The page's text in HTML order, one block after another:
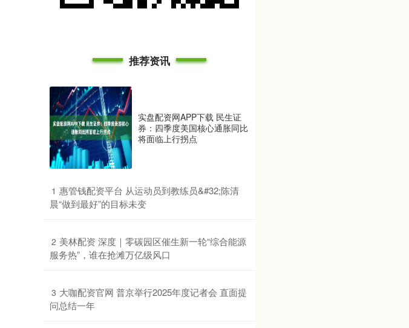
推荐资讯
实盘配资网APP下载 民生证
券：四季度美国核心通胀同比
将面临上行拐点
1 ​惠管钱配资平台 从运动员到教练员&#32;陈清
晨“做到最好”的目标未变
2 ​美林配资 深度｜零碳园区催生新一轮“综合能源
服务热”，谁在抢滩万亿级风口
3 ​大咖配资官网 普京举行2025年度记者会 直面提
问总结一年